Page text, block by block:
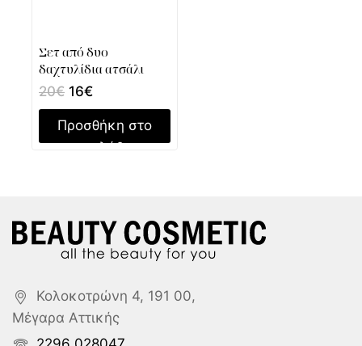
Σετ από δυο
δαχτυλίδια ατσάλι
20€ 16€
Προσθήκη στο
καλάθι
Κολοκοτρώνη 4, 191 00,
Μέγαρα Αττικής